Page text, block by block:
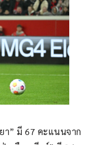
” มี 67 คะแนนจาก